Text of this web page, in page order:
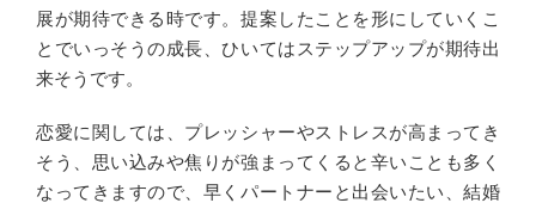
展が期待できる時です。提案したことを形にしていくこ
とでいっそうの成長、ひいてはステップアップが期待出
来そうです。
恋愛に関しては、プレッシャーやストレスが高まってき
そう、思い込みや焦りが強まってくると辛いことも多く
なってきますので、早くパートナーと出会いたい、結婚